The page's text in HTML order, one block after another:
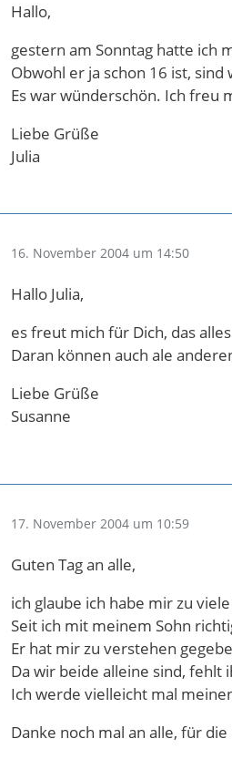
Hallo,
gestern am Sonntag hatte ich
Obwohl er ja schon 16 ist,
Es war wünderschön. Ich freu
Liebe Grüße
Julia
16. November 2004 um 14:50
Hallo Julia,
es freut mich für Dich, das
Daran können auch ale
Liebe Grüße
Susanne
17. November 2004 um 10:59
Guten Tag an alle,
ich glaube ich habe mir zu
Seit ich mit meinem Sohn
Er hat mir zu verstehen
Da wir beide alleine sind, fehlt
Ich werde vielleicht mal
Danke noch mal an alle, für